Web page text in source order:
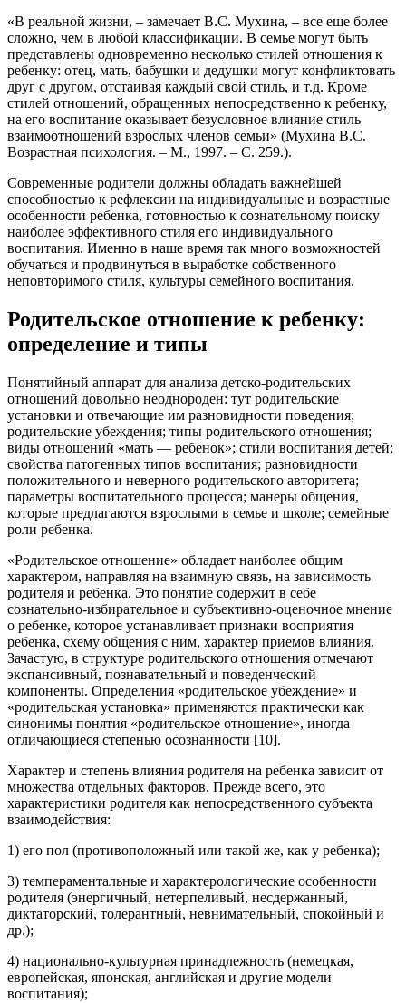
«В реальной жизни, – замечает В.С. Мухина, – все еще более
сложно, чем в любой классификации. В семье могут быть
представлены одновременно несколько стилей отношения к
ребенку: отец, мать, бабушки и дедушки могут конфликтовать
друг с другом, отстаивая каждый свой стиль, и т.д. Кроме
стилей отношений, обращенных непосредственно к ребенку,
на его воспитание оказывает безусловное влияние стиль
взаимоотношений взрослых членов семьи» (Мухина В.С.
Возрастная психология. – М., 1997. – С. 259.).
Современные родители должны обладать важнейшей
способностью к рефлексии на индивидуальные и возрастные
особенности ребенка, готовностью к сознательному поиску
наиболее эффективного стиля его индивидуального
воспитания. Именно в наше время так много возможностей
обучаться и продвинуться в выработке собственного
неповторимого стиля, культуры семейного воспитания.
Родительское отношение к ребенку:
определение и типы
Понятийный аппарат для анализа детско-родительских
отношений довольно неоднороден: тут родительские
установки и отвечающие им разновидности поведения;
родительские убеждения; типы родительского отношения;
виды отношений «мать — ребенок»; стили воспитания детей;
свойства патогенных типов воспитания; разновидности
положительного и неверного родительского авторитета;
параметры воспитательного процесса; манеры общения,
которые предлагаются взрослыми в семье и школе; семейные
роли ребенка.
«Родительское отношение» обладает наиболее общим
характером, направляя на взаимную связь, на зависимость
родителя и ребенка. Это понятие содержит в себе
сознательно-избирательное и субъективно-оценочное мнение
о ребенке, которое устанавливает признаки восприятия
ребенка, схему общения с ним, характер приемов влияния.
Зачастую, в структуре родительского отношения отмечают
экспансивный, познавательный и поведенческий
компоненты. Определения «родительское убеждение» и
«родительская установка» применяются практически как
синонимы понятия «родительское отношение», иногда
отличающиеся степенью осознанности [10].
Характер и степень влияния родителя на ребенка зависит от
множества отдельных факторов. Прежде всего, это
характеристики родителя как непосредственного субъекта
взаимодействия:
1) его пол (противоположный или такой же, как у ребенка);
3) темпераментальные и характерологические особенности
родителя (энергичный, нетерпеливый, несдержанный,
диктаторский, толерантный, невнимательный, спокойный и
др.);
4) национально-культурная принадлежность (немецкая,
европейская, японская, английская и другие модели
воспитания);